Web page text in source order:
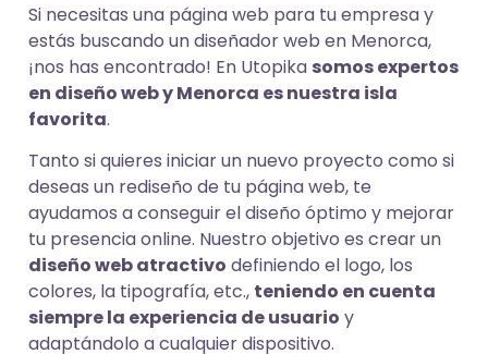
Si necesitas una página web para tu empresa y
estás buscando un diseñador web en Menorca,
¡nos has encontrado! En Utopika somos expertos
en diseño web y Menorca es nuestra isla
favorita.
Tanto si quieres iniciar un nuevo proyecto como si
deseas un rediseño de tu página web, te
ayudamos a conseguir el diseño óptimo y mejorar
tu presencia online. Nuestro objetivo es crear un
diseño web atractivo definiendo el logo, los
colores, la tipografía, etc., teniendo en cuenta
siempre la experiencia de usuario y
adaptándolo a cualquier dispositivo.